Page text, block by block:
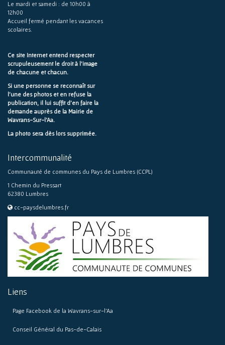
Le mardi et samedi : de 10h00 à
12h00
Accueil fermé pendant les vacances
scolaires.
Ce site Internet entend respecter
scrupuleusement le droit à l'image
de chacune et chacun.
Si une personne se reconnaît sur
l'une des photos et en refuse la
publication, il lui suffit d'en faire la
demande auprès de la Mairie de
Wavrans-Sur-l'Aa.
La photo sera dès lors supprimée.
Intercommunalité
Communauté de communes du Pays de Lumbres (CCPL)
1 Chemin du Pressart
62380 Lumbres
cc-paysdelumbres.fr
Liens
Page Facebook de la Wavrans-sur-l’Aa
Conseil Général du Pas-de-Calais